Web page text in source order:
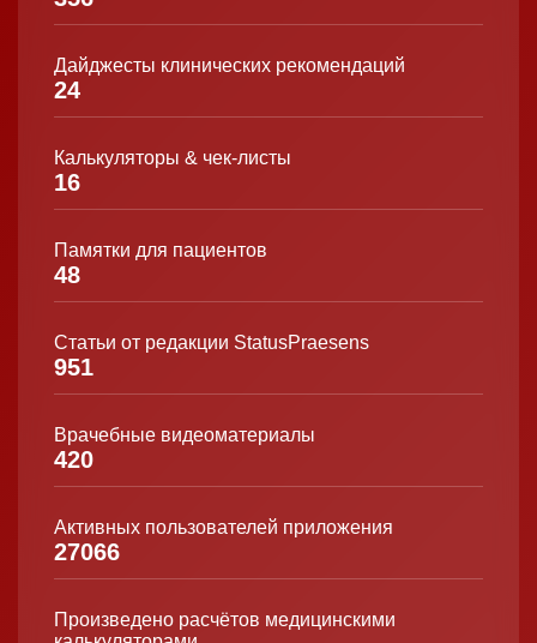
Дайджесты клинических рекомендаций
24
Калькуляторы & чек-листы
16
Памятки для пациентов
48
Статьи от редакции StatusPraesens
951
Врачебные видеоматериалы
420
Активных пользователей приложения
27066
Произведено расчётов медицинскими